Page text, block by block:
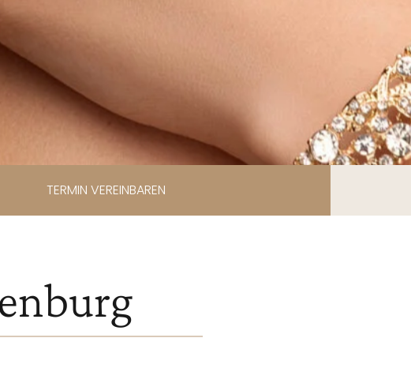
TERMIN VEREINBAREN